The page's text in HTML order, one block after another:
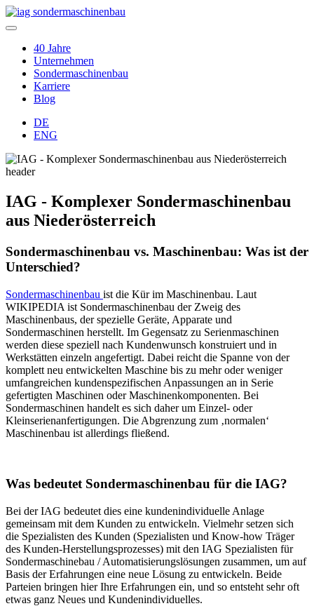
40 Jahre
Unternehmen
Sondermaschinenbau
Karriere
Blog
DE
ENG
IAG - Komplexer Sondermaschinenbau
aus Niederösterreich
Sondermaschinenbau vs. Maschinenbau: Was ist der
Unterschied?
Sondermaschinenbau ist die Kür im Maschinenbau. Laut
WIKIPEDIA ist Sondermaschinenbau der Zweig des
Maschinenbaus, der spezielle Geräte, Apparate und
Sondermaschinen herstellt. Im Gegensatz zu Serienmaschinen
werden diese speziell nach Kundenwunsch konstruiert und in
Werkstätten einzeln angefertigt. Dabei reicht die Spanne von der
komplett neu entwickelten Maschine bis zu mehr oder weniger
umfangreichen kundenspezifischen Anpassungen an in Serie
gefertigten Maschinen oder Maschinenkomponenten. Bei
Sondermaschinen handelt es sich daher um Einzel- oder
Kleinserienanfertigungen. Die Abgrenzung zum ‚normalen‘
Maschinenbau ist allerdings fließend.
Was bedeutet Sondermaschinenbau für die IAG?
Bei der IAG bedeutet dies eine kundenindividuelle Anlage
gemeinsam mit dem Kunden zu entwickeln. Vielmehr setzen sich
die Spezialisten des Kunden (Spezialisten und Know-how Träger
des Kunden-Herstellungsprozesses) mit den IAG Spezialisten für
Sondermaschinebau / Automatisierungslösungen zusammen, um auf
Basis der Erfahrungen eine neue Lösung zu entwickeln. Beide
Parteien bringen hier Ihre Erfahrungen ein, und so entsteht sehr oft
etwas ganz Neues und Kundenindividuelles.